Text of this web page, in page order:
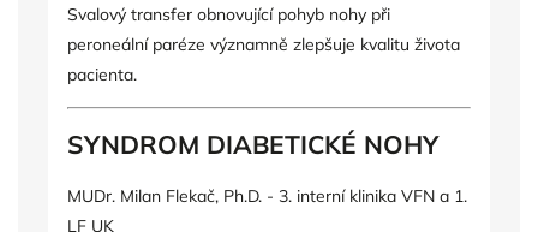
Svalový transfer obnovující pohyb nohy při
peroneální paréze významně zlepšuje kvalitu života
pacienta.
SYNDROM DIABETICKÉ NOHY
MUDr. Milan Flekač, Ph.D. - 3. interní klinika VFN a 1.
LF UK